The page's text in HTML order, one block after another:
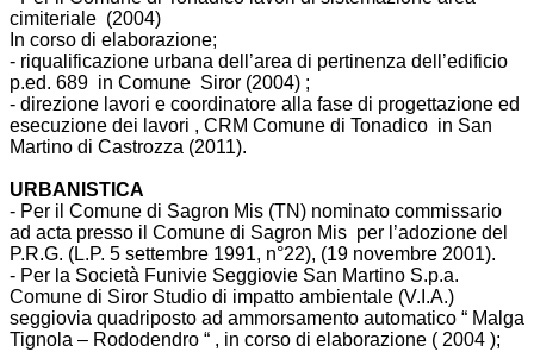
cimiteriale (2004)
In corso di elaborazione;
- riqualificazione urbana dell’area di pertinenza dell’edificio
p.ed. 689 in Comune Siror (2004) ;
- direzione lavori e coordinatore alla fase di progettazione ed
esecuzione dei lavori , CRM Comune di Tonadico in San
Martino di Castrozza (2011).
URBANISTICA
- Per il Comune di Sagron Mis (TN) nominato commissario
ad acta presso il Comune di Sagron Mis per l’adozione del
P.R.G. (L.P. 5 settembre 1991, n°22), (19 novembre 2001).
- Per la Società Funivie Seggiovie San Martino S.p.a.
Comune di Siror Studio di impatto ambientale (V.I.A.)
seggiovia quadriposto ad ammorsamento automatico “ Malga
Tignola – Rododendro “ , in corso di elaborazione ( 2004 );